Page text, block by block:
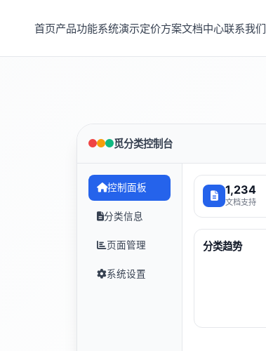
首页产品功能系统演示定价方案文档中心联系我们
觅分类控制台
控制面板
分类信息
页面管理
系统设置
1,234
文档支持
分类趋势